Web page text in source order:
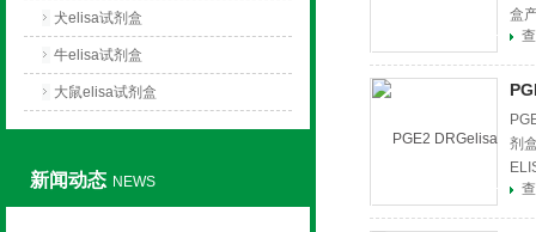
犬elisa试剂盒
牛elisa试剂盒
大鼠elisa试剂盒
新闻动态 NEWS
盒
剂